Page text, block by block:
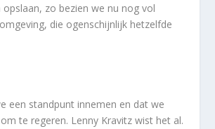
zo bezien we nu nog vol
die ogenschijnlijk hetzelfde
een standpunt innemen en dat we
te regeren. Lenny Kravitz wist het al.